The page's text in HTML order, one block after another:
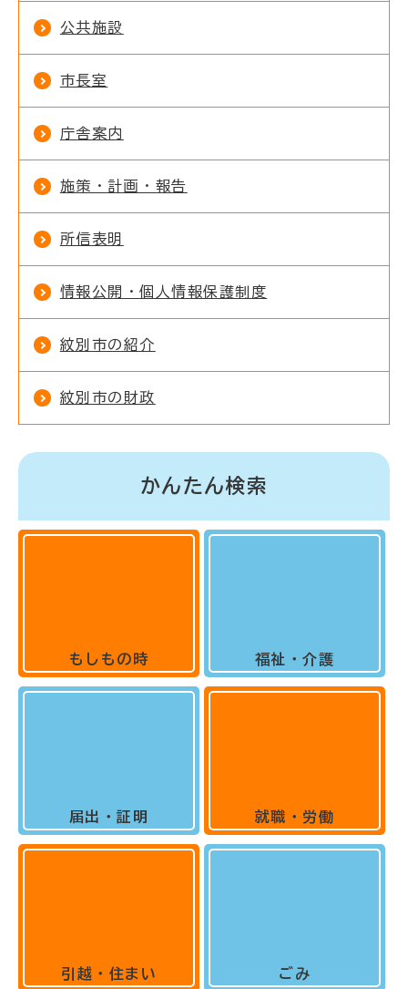
公共施設
市長室
庁舎案内
施策・計画・報告
所信表明
情報公開・個人情報保護制度
紋別市の紹介
紋別市の財政
かんたん検索
もしもの時
届出・証明
引越・住まい
福祉・介護
就職・労働
ごみ